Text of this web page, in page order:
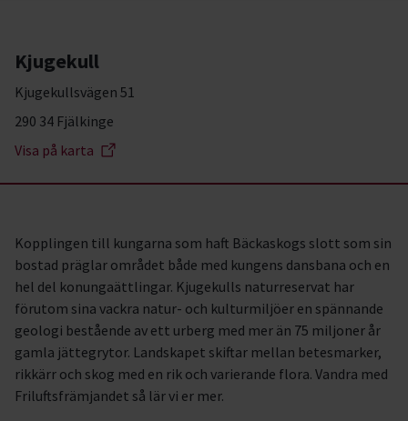
Kjugekull
Kjugekullsvägen 51
290 34 Fjälkinge
Visa på karta
Kopplingen till kungarna som haft Bäckaskogs slott som sin
bostad präglar området både med kungens dansbana och en
hel del konungaättlingar. Kjugekulls naturreservat har
förutom sina vackra natur- och kulturmiljöer en spännande
geologi bestående av ett urberg med mer än 75 miljoner år
gamla jättegrytor. Landskapet skiftar mellan betesmarker,
rikkärr och skog med en rik och varierande flora. Vandra med
Friluftsfrämjandet så lär vi er mer.